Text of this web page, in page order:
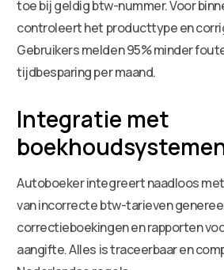
toe bij geldig btw-nummer. Voor
controleert het producttype en
Gebruikers melden 95% minder
tijdbesparing per maand.
Integratie met
Autoboeker integreert naadloos met
van incorrecte btw-tarieven
correctieboekingen en rapporten
aangifte. Alles is traceerbaar en